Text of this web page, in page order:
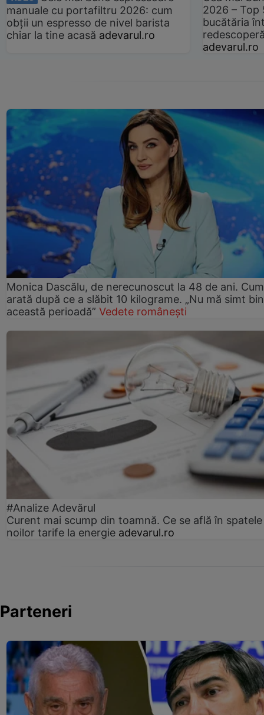
manuale cu portafiltru 2026: cum
obții un espresso de nivel barista
chiar la tine acasă adevarul.ro
2026 –
bucătăria
adevarul.ro
Monica Dascălu, de nerecunoscut la 48 de ani. Cum
arată după ce a slăbit 10 kilograme. „Nu mă simt
această perioadă” Vedete românești
#Analize Adevărul
Curent mai scump din toamnă. Ce se află în spatele
noilor tarife la energie adevarul.ro
Parteneri